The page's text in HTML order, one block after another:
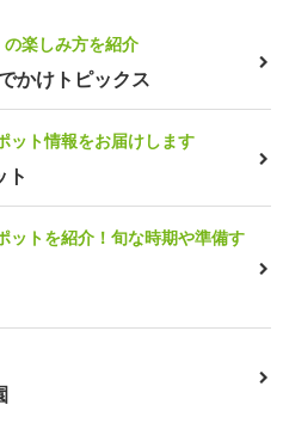
楽しみ方を紹介
かけトピックス
ット情報をお届けします
ト
ットを紹介！旬な時期や準備す